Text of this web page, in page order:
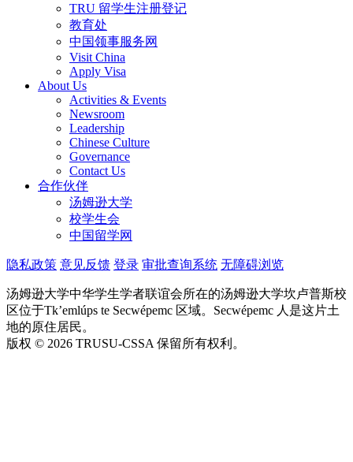
TRU 留学生注册登记
教育处
中国领事服务网
Visit China
Apply Visa
About Us
Activities & Events
Newsroom
Leadership
Chinese Culture
Governance
Contact Us
合作伙伴
汤姆逊大学
校学生会
中国留学网
隐私政策 意见反馈 登录 审批查询系统 无障碍浏览
汤姆逊大学中华学生学者联谊会所在的汤姆逊大学坎卢普斯校
区位于Tk’emlúps te Secwépemc 区域。Secwépemc 人是这片土
地的原住居民。
版权 © 2026 TRUSU-CSSA 保留所有权利。